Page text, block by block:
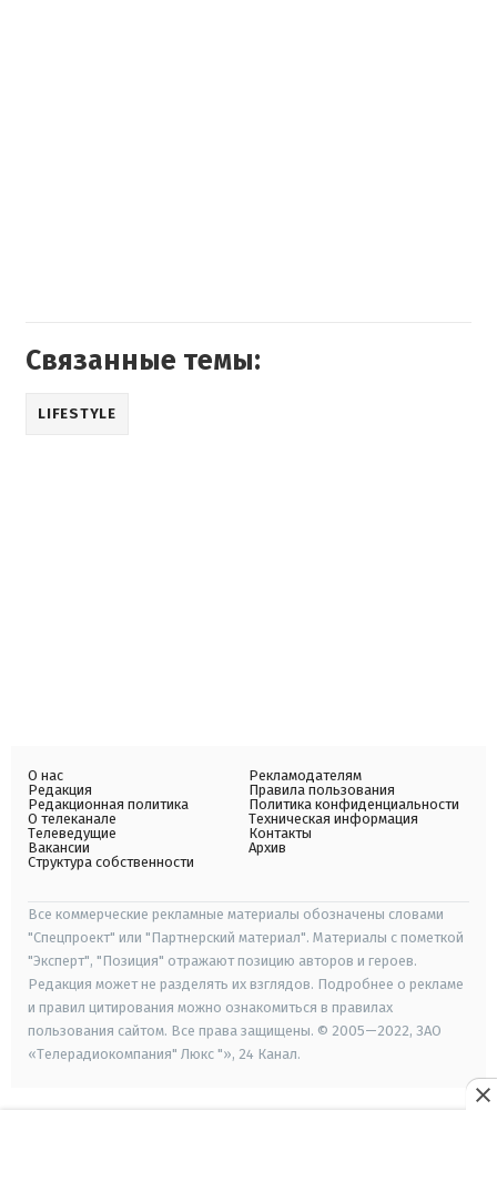
Связанные темы:
LIFESTYLE
О нас
Редакция
Редакционная политика
О телеканале
Телеведущие
Вакансии
Структура собственности
Рекламодателям
Правила пользования
Политика конфиденциальности
Техническая информация
Контакты
Архив
Все коммерческие рекламные материалы обозначены словами
"Спецпроект" или "Партнерский материал". Материалы с пометкой
"Эксперт", "Позиция" отражают позицию авторов и героев.
Редакция может не разделять их взглядов. Подробнее о рекламе
и правил цитирования можно ознакомиться в правилах
пользования сайтом. Все права защищены. © 2005—2022, ЗАО
«Телерадиокомпания" Люкс "», 24 Канал.